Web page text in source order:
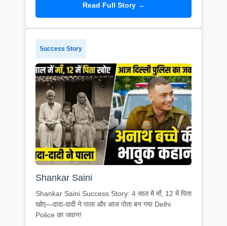
Read Full Story →
Success Story
Shankar Saini
Shankar Saini Success Story: 4 साल में माँ, 12 में पिता
खोए—दादा-दादी ने पाला और आज पोता बन गया Delhi
Police का जवान!